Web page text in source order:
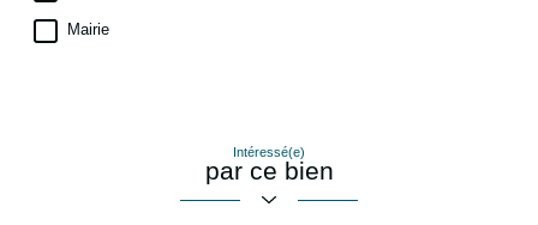
Mairie
Intéressé(e)
par ce bien